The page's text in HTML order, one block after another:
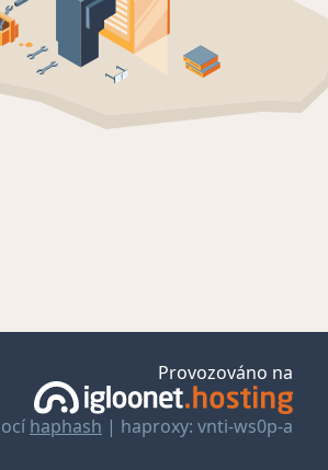
Provozováno na
haphash | haproxy: vnti-ws0p-a